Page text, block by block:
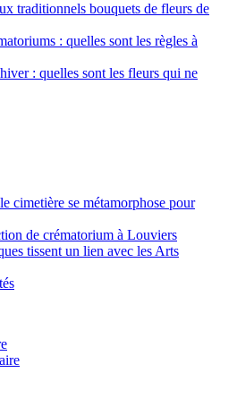
traditionnels bouquets de fleurs de
: quelles sont les règles à
: quelles sont les fleurs qui ne
cimetière se métamorphose pour
de crématorium à Louviers
tissent un lien avec les Arts